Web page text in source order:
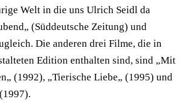
Welt in die uns Ulrich Seidl da
(Süddeutsche Zeitung) und
Die anderen drei Filme, die in
Edition enthalten sind, sind „Mit
(1992), „Tierische Liebe„ (1995) und